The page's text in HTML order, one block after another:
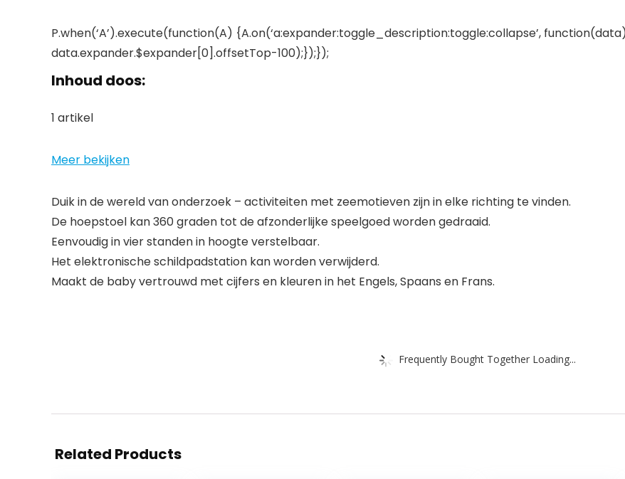
P.when(‘A’).execute(function(A) {A.on(‘a:expander:toggle_description:toggle:collapse’,
data.expander.$expander[0].offsetTop-100);});});
Inhoud doos:
1 artikel
Meer bekijken
Duik in de wereld van onderzoek – activiteiten met zeemotieven zijn in elke richting te vinden.
De hoepstoel kan 360 graden tot de afzonderlijke speelgoed worden gedraaid.
Eenvoudig in vier standen in hoogte verstelbaar.
Het elektronische schildpadstation kan worden verwijderd.
Maakt de baby vertrouwd met cijfers en kleuren in het Engels, Spaans en Frans.
Frequently Bought Together Loading...
Related Products